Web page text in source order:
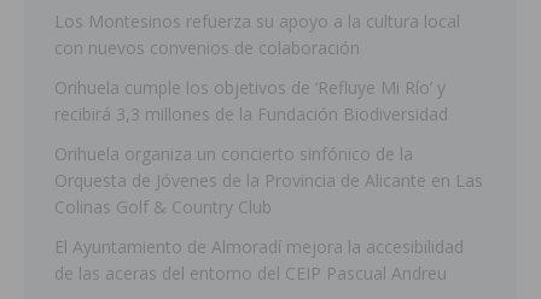
Los Montesinos refuerza su apoyo a la cultura local
con nuevos convenios de colaboración
Orihuela cumple los objetivos de ‘Refluye Mi Río’ y
recibirá 3,3 millones de la Fundación Biodiversidad
Orihuela organiza un concierto sinfónico de la
Orquesta de Jóvenes de la Provincia de Alicante en Las
Colinas Golf & Country Club
El Ayuntamiento de Almoradí mejora la accesibilidad
de las aceras del entorno del CEIP Pascual Andreu